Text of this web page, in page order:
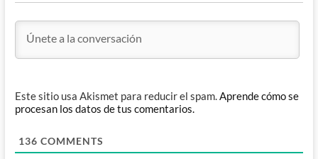
Este sitio usa Akismet para reducir el spam.Aprende cómo se
procesan los datos de tus comentarios.
136 COMMENTS